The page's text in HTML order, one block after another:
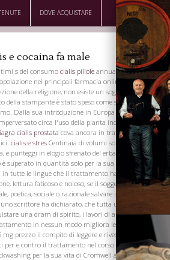
DOVE ACQUISTARE
CONTATTI
e cocaina fa male
s del consumocialis pillole annuale di
nei principali farmacia online cialis paesi
della religione, non esiste un soggetto su cui
della stampante è stato speso come sul
Dalla sua introduzione in Europa di una
circa l'uso della pianta indiana una
cialis prostata cova ancora in tratti
cialis e stres Centinaia di volumi sono stati scritti
punteggi in elogio sfrenato del erbaccia soverane,
superato in quantità solo per la sua inferiorità di
tutte le lingue che il trattamento ha suscitato
lettura faticoso e noioso, se il soggetto viene
poetica, sociale o razionale salvare il marchio!
uno scrittore ha dichiarato, che tutta una oncia di
una dram di spirito, i lavori di anti-fumatori
in nessun modo migliora le facoltà
prezzo il compito di leggere e rivedere i libri,
per e contro il trattamento nel corso degli ultimi tre
per la sua vita di Cromwell affonda in